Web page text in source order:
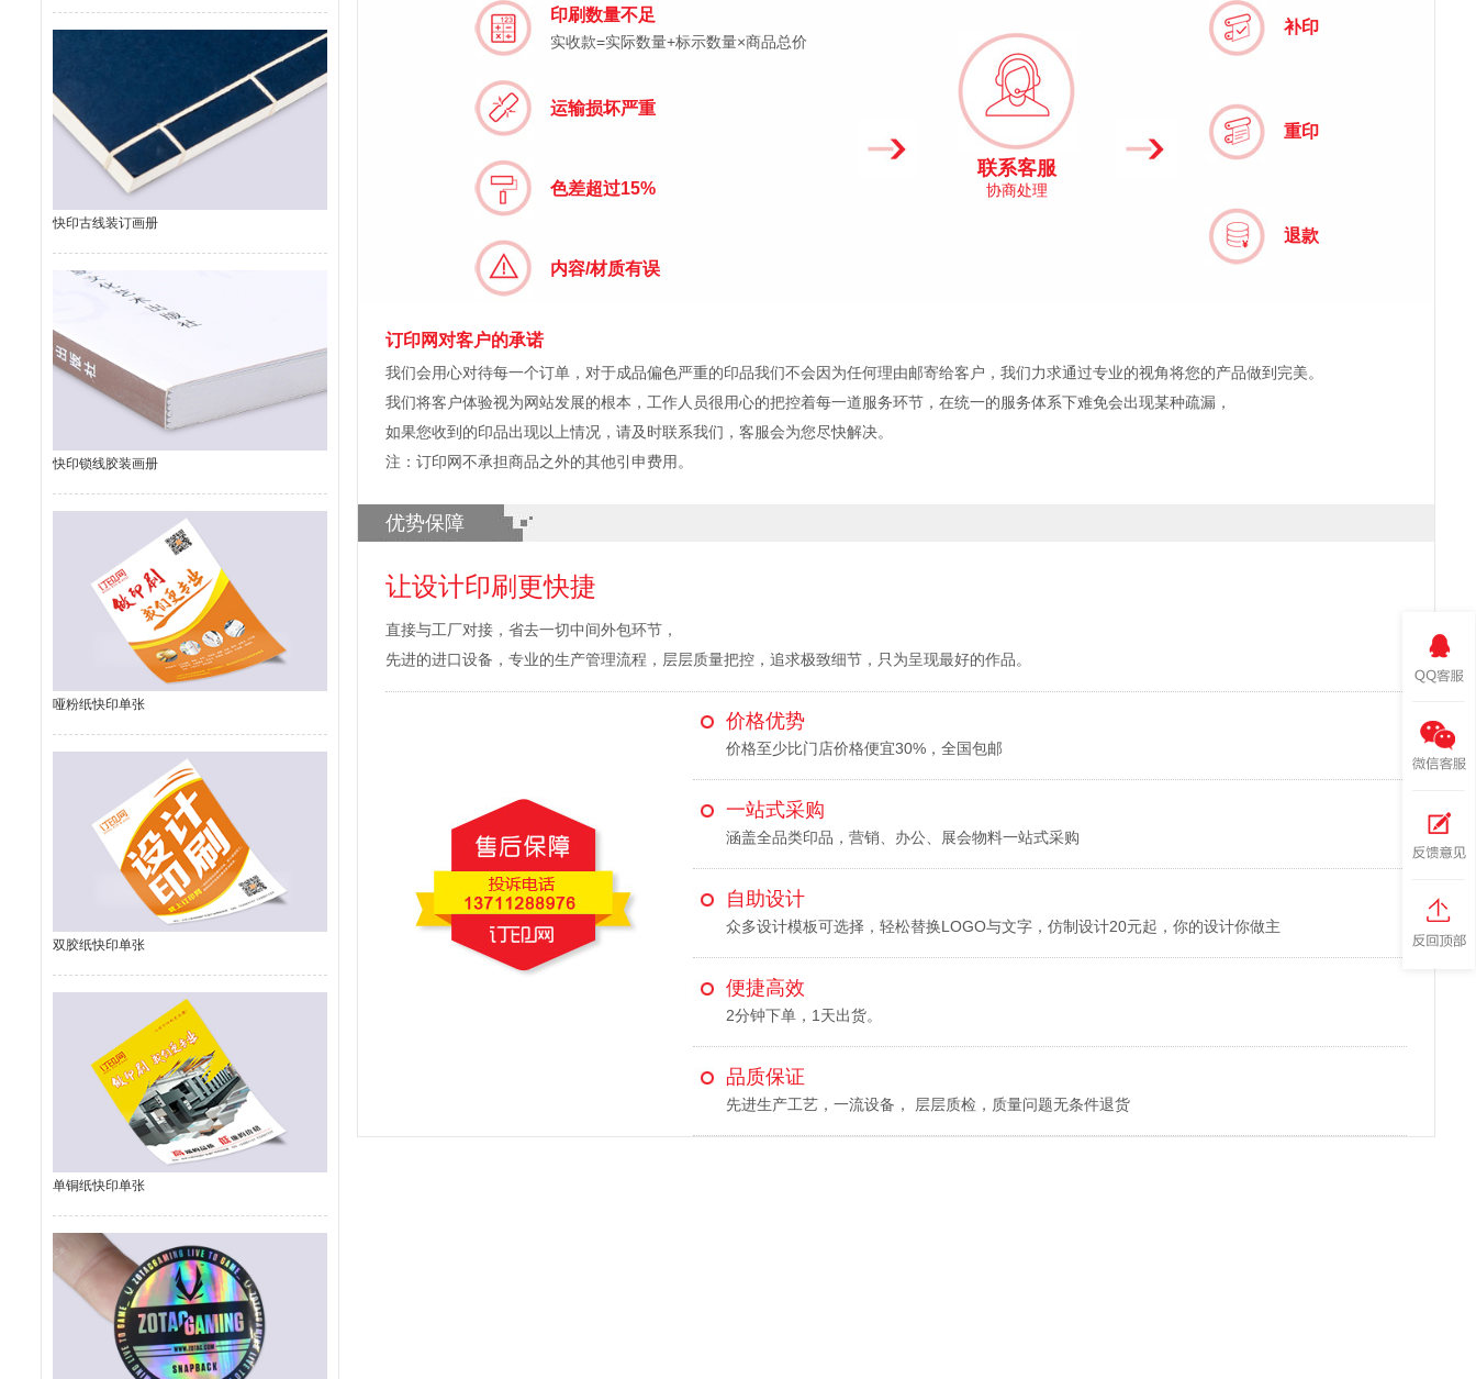
快印古线装订画册
快印锁线胶装画册
哑粉纸快印单张
双胶纸快印单张
单铜纸快印单张
印刷数量不足
实收款=实际数量+标示数量×商品总价
运输损坏严重
色差超过15%
内容/材质有误
联系客服
协商处理
补印
重印
退款
订印网对客户的承诺
我们会用心对待每一个订单，对于成品偏色严重的印品我们不会因为任何理由邮寄给客户，我们力求通过专业的视角将您的产品做到完美。
我们将客户体验视为网站发展的根本，工作人员很用心的把控着每一道服务环节，在统一的服务体系下难免会出现某种疏漏，
如果您收到的印品出现以上情况，请及时联系我们，客服会为您尽快解决。
注：订印网不承担商品之外的其他引申费用。
优势保障
让设计印刷更快捷
直接与工厂对接，省去一切中间外包环节，
先进的进口设备，专业的生产管理流程，层层质量把控，追求极致细节，只为呈现最好的作品。
价格优势
价格至少比门店价格便宜30%，全国包邮
一站式采购
涵盖全品类印品，营销、办公、展会物料一站式采购
自助设计
众多设计模板可选择，轻松替换LOGO与文字，仿制设计20元起，你的设计你做主
便捷高效
2分钟下单，1天出货。
品质保证
先进生产工艺，一流设备， 层层质检，质量问题无条件退货